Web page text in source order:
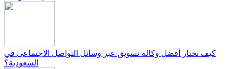
كيف تختار أفضل وكالة تسويق عبر وسائل التواصل الاجتماعي في
السعودية؟